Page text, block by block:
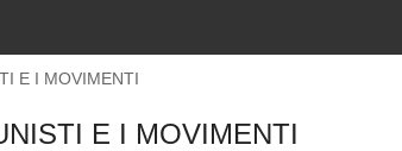
E I MOVIMENTI
E I MOVIMENTI